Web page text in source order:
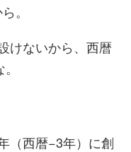
。
けないから、西暦
（西暦−3年）に創